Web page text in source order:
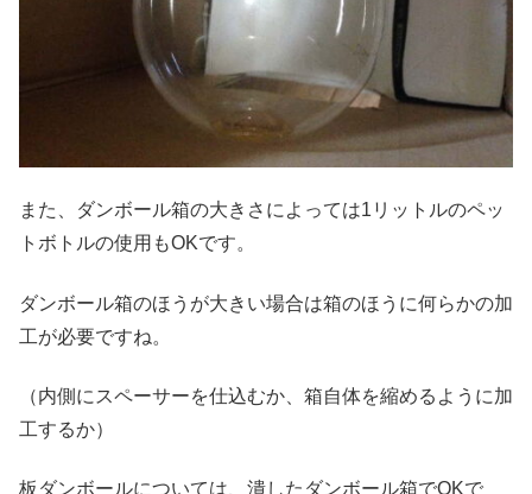
また、ダンボール箱の大きさによっては1リットルのペッ
トボトルの使用もOKです。
ダンボール箱のほうが大きい場合は箱のほうに何らかの加
工が必要ですね。
（内側にスペーサーを仕込むか、箱自体を縮めるように加
工するか）
板ダンボールについては、潰したダンボール箱でOKで